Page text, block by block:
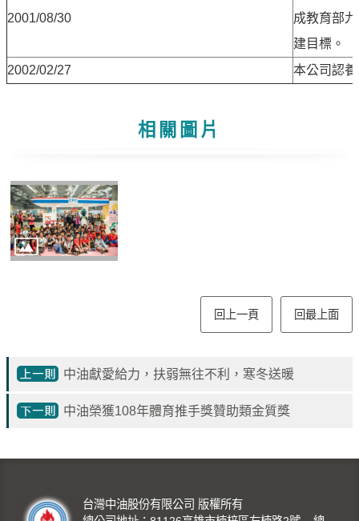
全
策
2001/08/30
成教育部
建目標。
2002/02/27
本公司認
相關圖片
回上一頁 回最上面
中油獻愛給力，扶弱無往不利，寒冬送暖
中油榮獲108年體育推手獎贊助類金質獎
台灣中油股份有限公司 版權所有